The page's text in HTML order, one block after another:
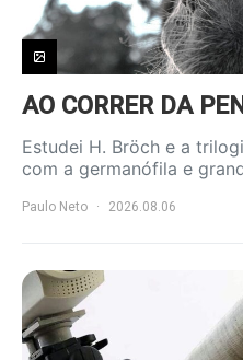
AO CORRER DA
Estudei H. Bröch e a
com a germanófila e
Paulo Neto 2026.08.06